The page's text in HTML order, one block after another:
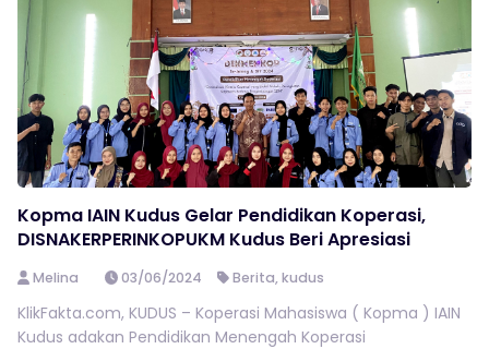
Kopma IAIN Kudus Gelar Pendidikan Koperasi,
DISNAKERPERINKOPUKM Kudus Beri Apresiasi
Melina 03/06/2024 Berita,kudus
KlikFakta.com, KUDUS – Koperasi Mahasiswa ( Kopma ) IAIN
Kudus adakan Pendidikan Menengah Koperasi